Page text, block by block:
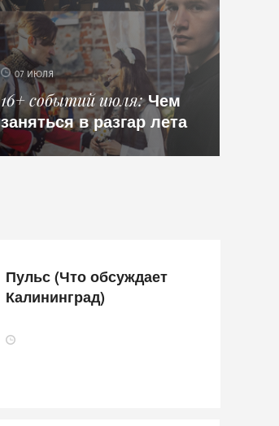
07 ИЮЛЯ
16+ событий июля Чем
заняться в разгар лета
Пульс (Что обсуждает
Калининград)